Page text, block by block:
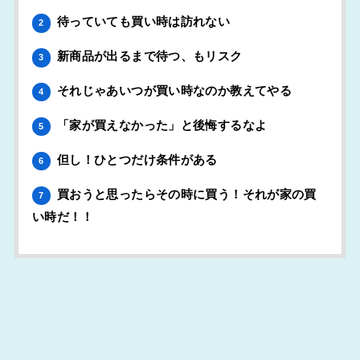
2 待っていても買い時は訪れない
3 新商品が出るまで待つ、もリスク
4 それじゃあいつが買い時なのか教えてやる
5 「家が買えなかった」と後悔するなよ
6 但し！ひとつだけ条件がある
7
買おうと思ったらその時に買う！それが家の買
い時だ！！